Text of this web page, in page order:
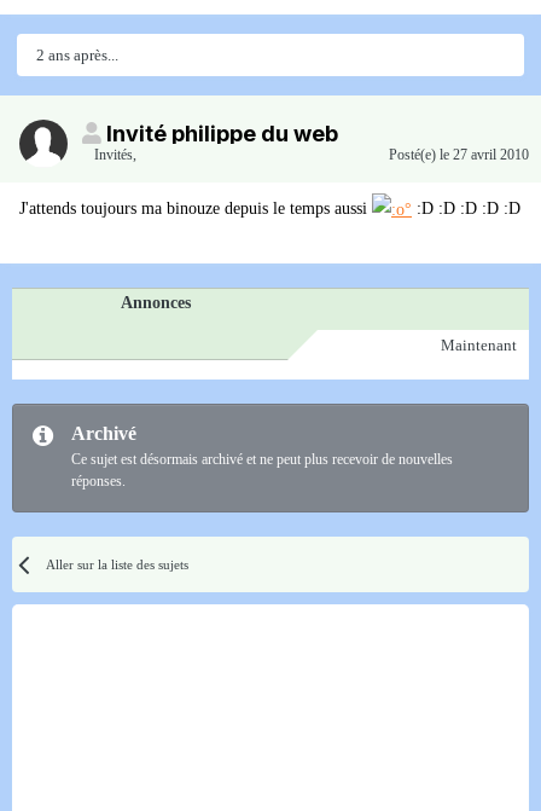
2 ans après...
Invité philippe du web
Invités, Posté(e) le 27 avril 2010
J'attends toujours ma binouze depuis le temps aussi :D :D :D :D :D
Annonces
Maintenant
Archivé
Ce sujet est désormais archivé et ne peut plus recevoir de nouvelles
réponses.
Aller sur la liste des sujets